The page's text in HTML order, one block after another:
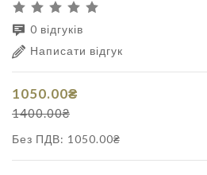
0 відгуків
Написати відгук
1050.00₴
1400.00₴
Без ПДВ: 1050.00₴